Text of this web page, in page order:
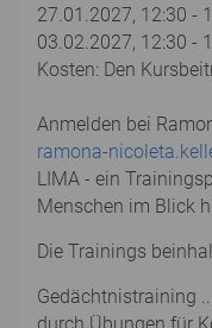
27.01.2027, 12:30 -
03.02.2027, 12:30 -
Kosten: Den
Anmelden bei
ramona-
LIMA - ein
Menschen im Blick
Die Trainings
Gedächtnistraining